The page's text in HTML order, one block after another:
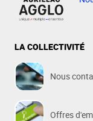
LA COLLECTIVITÉ
Nous
Offres